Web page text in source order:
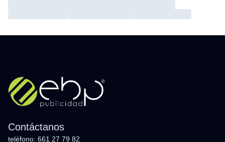
Contáctanos
teléfono: 661 27 79 82